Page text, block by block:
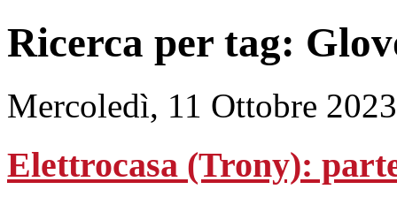
Ricerca per tag:
Mercoledì, 11 Ottobre
Elettrocasa (Trony):